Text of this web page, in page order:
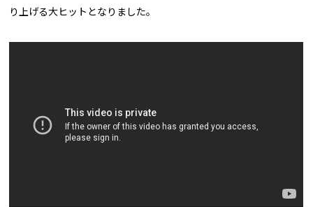
り上げる大ヒットとなりました。